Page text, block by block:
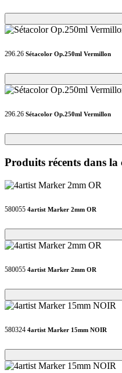
Loading...
Loading...
296.26 Sétacolor Op.250ml Vermillon
Loading...
Loading...
296.26 Sétacolor Op.250ml Vermillon
Loading...
Loading...
Produits récents dans la
580055 4artist Marker 2mm OR
Loading...
Loading...
580055 4artist Marker 2mm OR
Loading...
Loading...
580324 4artist Marker 15mm NOIR
Loading...
Loading...